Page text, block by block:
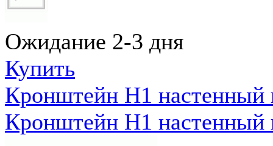
Ожидание 2-3 дня
Купить
Кронштейн Н1
Кронштейн Н1